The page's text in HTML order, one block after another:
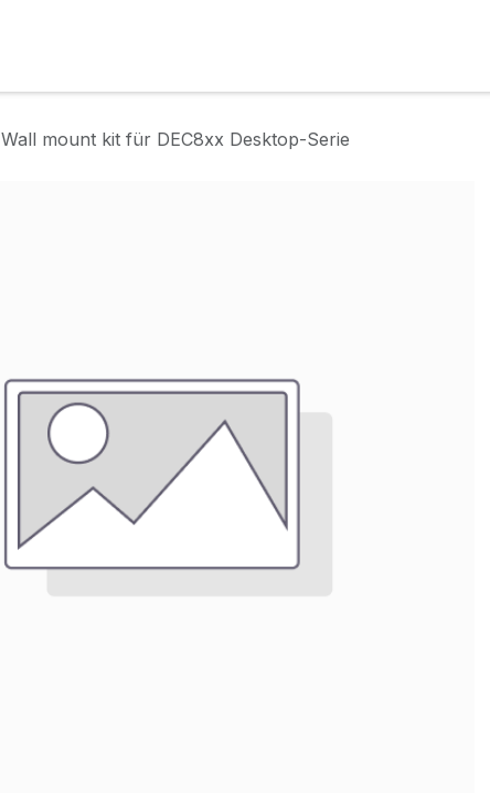
Wall mount kit für DEC8xx Desktop-Serie